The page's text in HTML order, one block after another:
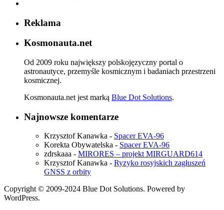
Reklama
Kosmonauta.net
Od 2009 roku największy polskojęzyczny portal o
astronautyce, przemyśle kosmicznym i badaniach przestrzeni
kosmicznej.
Kosmonauta.net jest marką Blue Dot Solutions.
Najnowsze komentarze
Krzysztof Kanawka - Spacer EVA-96
Korekta Obywatelska - Spacer EVA-96
zdrskaaa - MIRORES – projekt MIRGUARD614
Krzysztof Kanawka - Ryzyko rosyjskich zagłuszeń
GNSS z orbity
Copyright © 2009-2024 Blue Dot Solutions. Powered by
WordPress.